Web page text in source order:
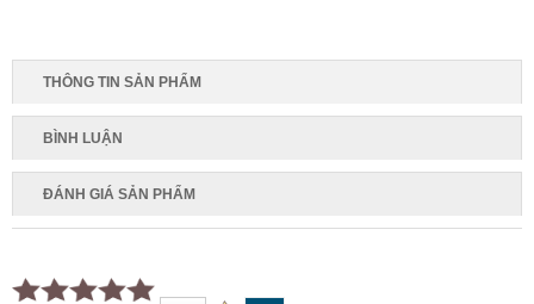
THÔNG TIN SẢN PHẨM
BÌNH LUẬN
ĐÁNH GIÁ SẢN PHẨM